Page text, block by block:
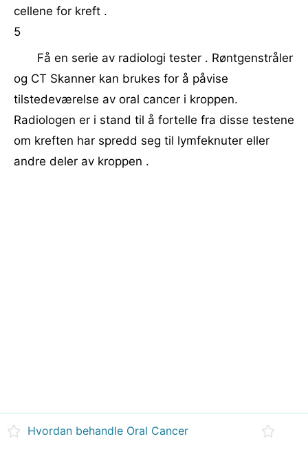
cellene for kreft .
5
Få en serie av radiologi tester . Røntgenstråler
og CT Skanner kan brukes for å påvise
tilstedeværelse av oral cancer i kroppen.
Radiologen er i stand til å fortelle fra disse testene
om kreften har spredd seg til lymfeknuter eller
andre deler av kroppen .
Hvordan behandle Oral Cancer